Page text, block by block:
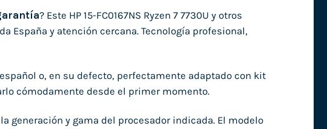
? Este HP 15-FC0167NS Ryzen 7 7730U y otros
España y atención cercana. Tecnología profesional,
o, en su defecto, perfectamente adaptado con kit
cómodamente desde el primer momento.
generación y gama del procesador indicada. El modelo